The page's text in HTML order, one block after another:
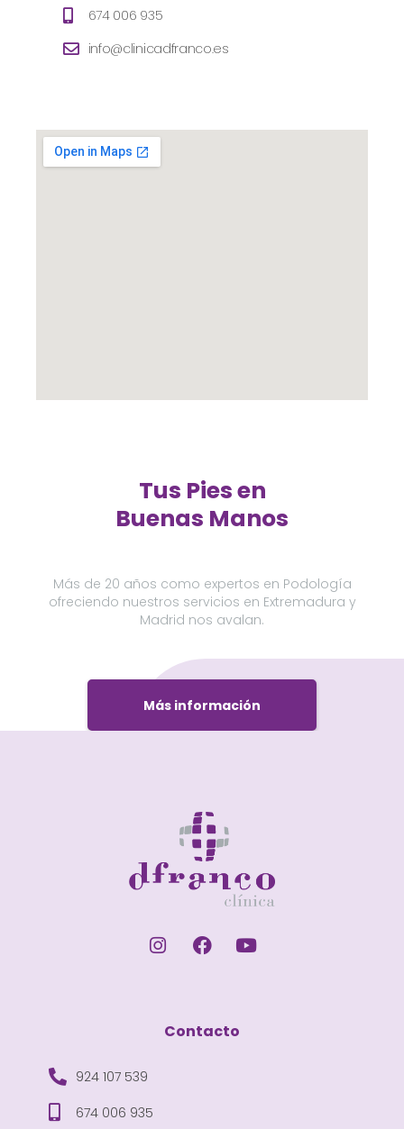
674 006 935
info@clinicadfranco.es
Tus Pies en
Buenas Manos
Más de 20 años como expertos en Podología
ofreciendo nuestros servicios en Extremadura y
Madrid nos avalan.
Más información
Contacto
924 107 539
674 006 935